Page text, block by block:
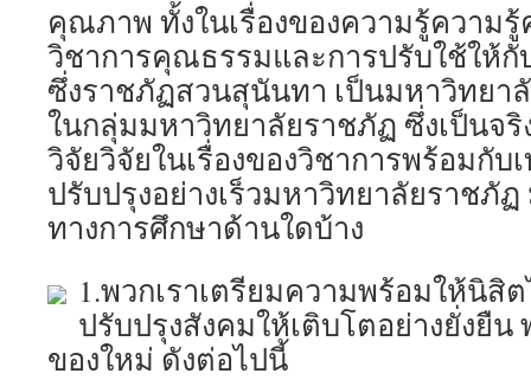
คุณภาพ ทั้งในเรื่องของความรู้ความรู้
วิชาการคุณธรรมและการปรับใช้ให้
ซึ่งราชภัฏสวนสุนันทา เป็นมหาวิทยา
ในกลุ่มมหาวิทยาลัยราชภัฏ ซึ่งเป็นจริ
วิจัยวิจัยในเรื่องของวิชาการพร้อมกั
ปรับปรุงอย่างเร็วมหาวิทยาลัยราชภั
ทางการศึกษาด้านใดบ้าง
1.พวกเราเตรียมความพร้อมให้นิสิ
ปรับปรุงสังคมให้เติบโตอย่างยั่งยืน
ของใหม่ ดังต่อไปนี้